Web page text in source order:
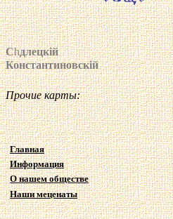
Сhдлецкiй
Константиновскiй
Прочие карты:
Главная
Информация
О нашем обществе
Наши меценаты